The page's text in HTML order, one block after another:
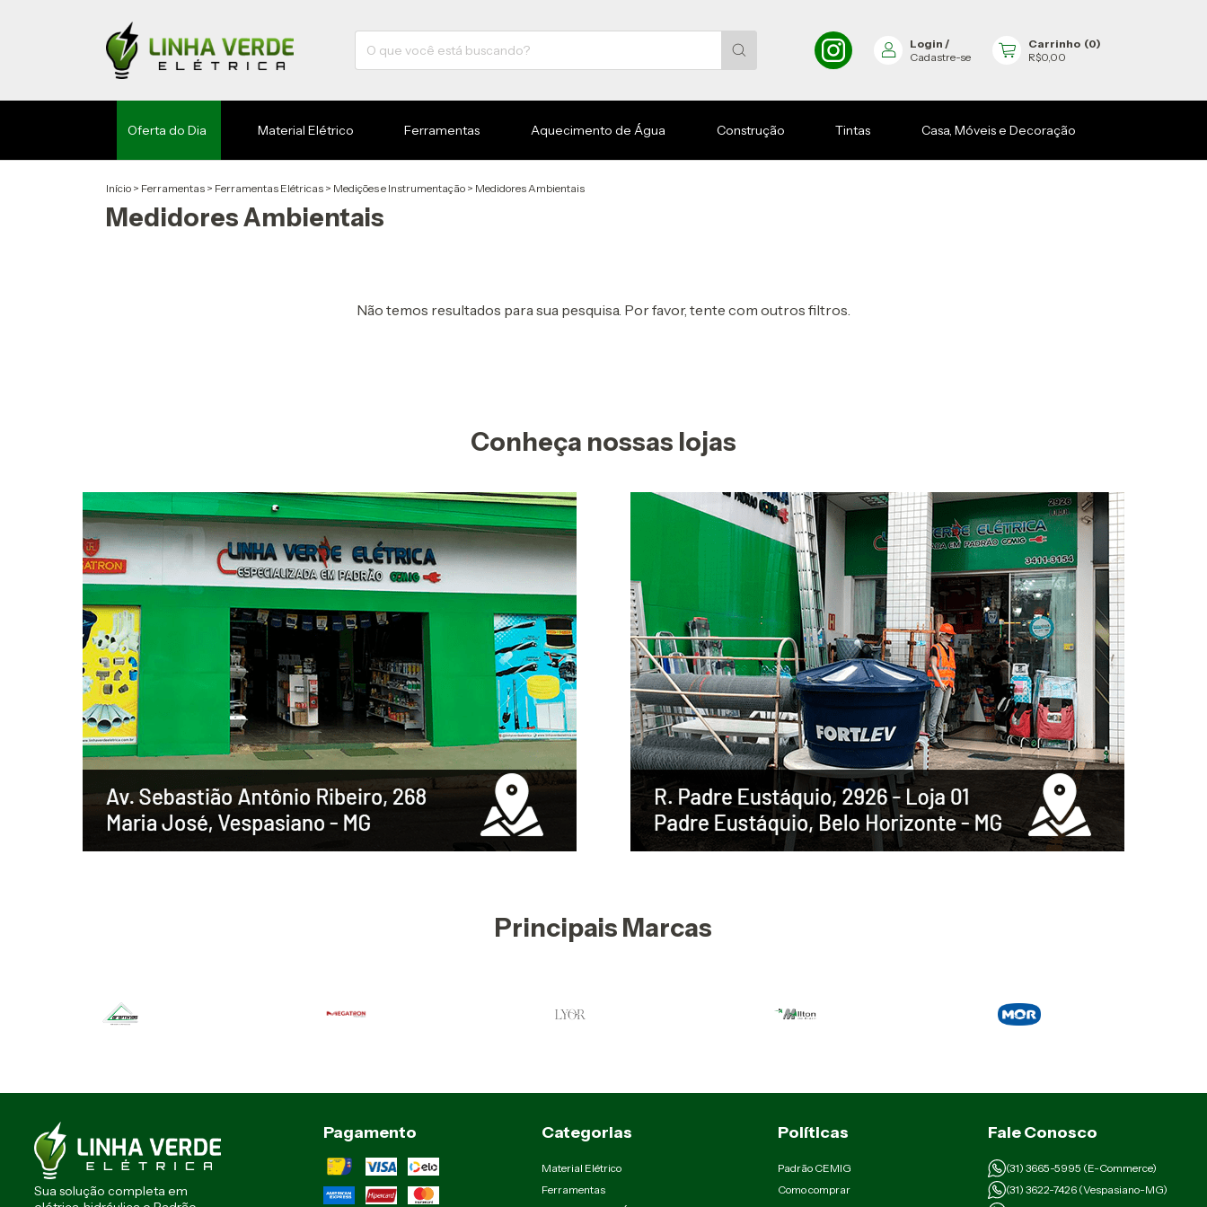
Login /
Cadastre-se
Carrinho (0)
R$0,00
Oferta do Dia Material Elétrico Ferramentas Aquecimento de Água Construção Tintas Casa, Móveis e Decoração
Início > Ferramentas > Ferramentas Elétricas > Medições e Instrumentação > Medidores Ambientais
Medidores Ambientais
Não temos resultados para sua pesquisa. Por favor, tente com outros filtros.
Conheça nossas lojas
Principais Marcas
Sua solução completa em
Pagamento Categorias
Material Elétrico
Ferramentas
Políticas
Padrão CEMIG
Como comprar
Fale Conosco
(31) 3665-5995 (E-Commerce)
(31) 3622-7426 (Vespasiano-MG)